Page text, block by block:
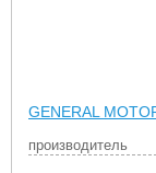
GENERAL
производитель